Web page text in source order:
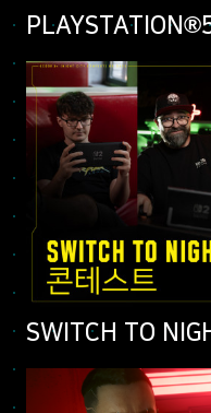
SWITCH TO